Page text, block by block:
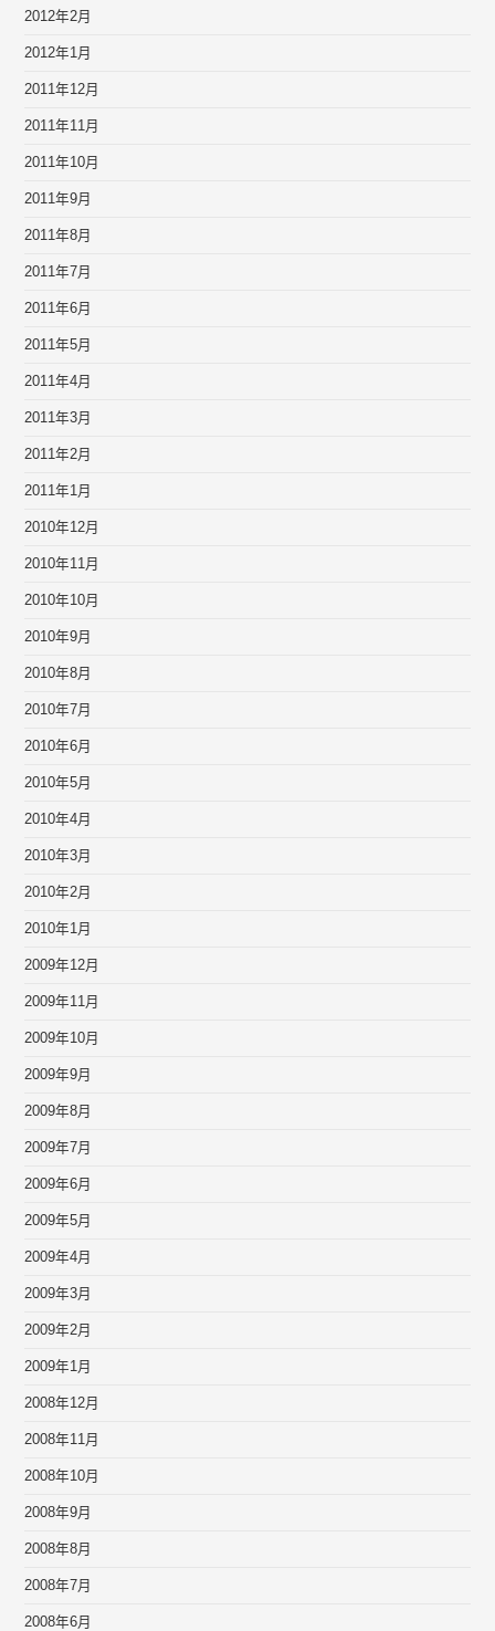
2012年2月
2012年1月
2011年12月
2011年11月
2011年10月
2011年9月
2011年8月
2011年7月
2011年6月
2011年5月
2011年4月
2011年3月
2011年2月
2011年1月
2010年12月
2010年11月
2010年10月
2010年9月
2010年8月
2010年7月
2010年6月
2010年5月
2010年4月
2010年3月
2010年2月
2010年1月
2009年12月
2009年11月
2009年10月
2009年9月
2009年8月
2009年7月
2009年6月
2009年5月
2009年4月
2009年3月
2009年2月
2009年1月
2008年12月
2008年11月
2008年10月
2008年9月
2008年8月
2008年7月
2008年6月